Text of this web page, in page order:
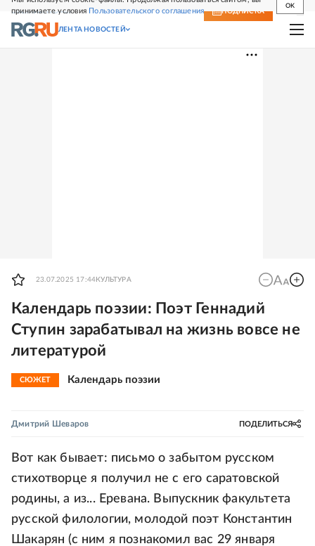
принимаете условия Пользовательского соглашения
OK
СВЕЖИЙ НОМЕР ПОДПИСКА
ЛЕНТА НОВОСТЕЙ
23.07.2025 17:44 КУЛЬТУРА
Календарь поэзии: Поэт Геннадий
Ступин зарабатывал на жизнь вовсе не
литературой
СЮЖЕТ Календарь поэзии
Дмитрий Шеваров ПОДЕЛИТЬСЯ
Вот как бывает: письмо о забытом русском
стихотворце я получил не с его саратовской
родины, а из... Еревана. Выпускник факультета
русской филологии, молодой поэт Константин
Шакарян (с ним я познакомил вас 29 января